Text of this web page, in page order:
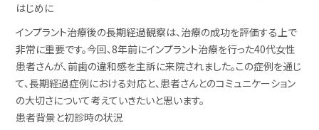
はじめに
インプラント治療後の長期経過観察は、治療の成功を評価する上で
非常に重要です。今回、8年前にインプラント治療を行った40代女性
患者さんが、前歯の違和感を主訴に来院されました。この症例を通じ
て、長期経過症例における対応と、患者さんとのコミュニケーション
の大切さについて考えていきたいと思います。
患者背景と初診時の状況